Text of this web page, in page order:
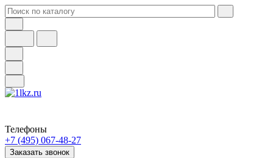
Телефоны
+7 (495) 067-48-27
Заказать звонок